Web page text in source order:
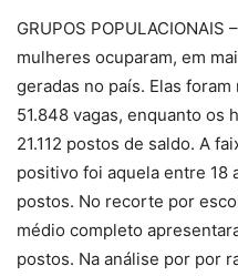
GRUPOS
mulheres ocuparam, em
geradas no país. Elas
51.848 vagas, enquanto os
21.112 postos de saldo. A
positivo foi aquela entre 18
postos. No recorte por
médio completo
postos. Na análise por por